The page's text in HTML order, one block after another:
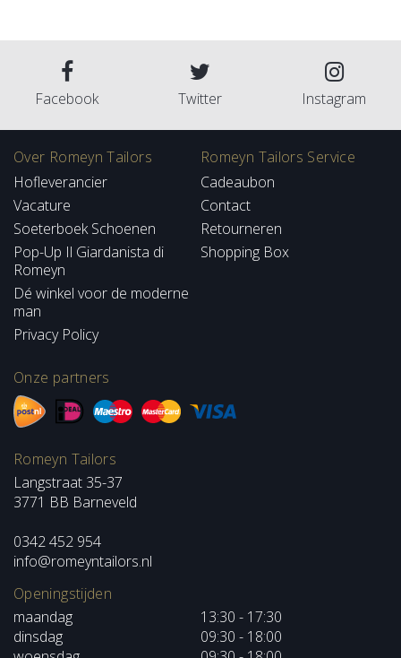
Facebook Twitter Instagram
Over Romeyn Tailors
Hofleverancier
Vacature
Soeterboek Schoenen
Pop-Up Il Giardanista di
Romeyn
Dé winkel voor de moderne
man
Privacy Policy
Romeyn Tailors Service
Cadeaubon
Contact
Retourneren
Shopping Box
Onze partners
Romeyn Tailors
Langstraat 35-37
3771 BB Barneveld
0342 452 954
info@romeyntailors.nl
Openingstijden
maandag
13:30 - 17:30
dinsdag
09:30 - 18:00